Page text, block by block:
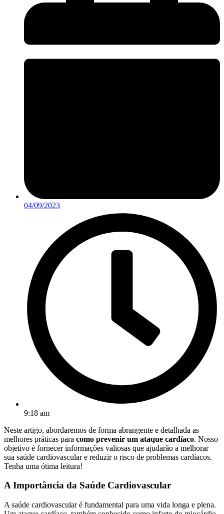
04/09/2023
9:18 am
Neste artigo, abordaremos de forma abrangente e detalhada as
melhores práticas para como prevenir um ataque cardíaco. Nosso
objetivo é fornecer informações valiosas que ajudarão a melhorar
sua saúde cardiovascular e reduzir o risco de problemas cardíacos.
Tenha uma ótima leitura!
A Importância da Saúde Cardiovascular
A saúde cardiovascular é fundamental para uma vida longa e plena.